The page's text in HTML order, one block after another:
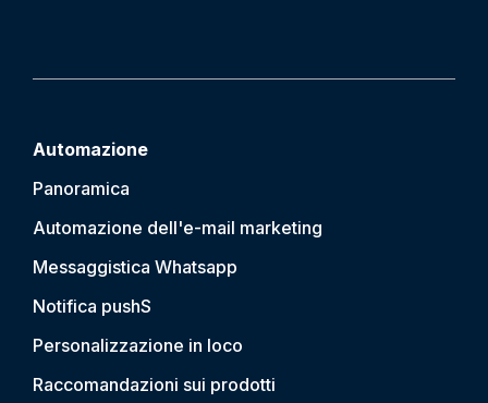
Automazione
Panoramica
Automazione dell'e-mail marketing
Messaggistica Whatsapp
Notifica pushS
Personalizzazione in loco
Raccomandazioni sui prodotti